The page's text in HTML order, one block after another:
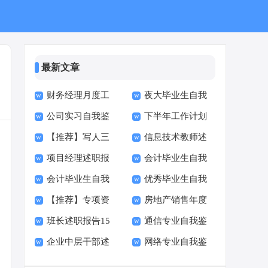
最新文章
财务经理月度工
作计划
夜大毕业生自我
鉴定(通用15篇)
公司实习自我鉴
定
下半年工作计划
(15篇)
【推荐】写人三
年级作文300字汇编7
篇
信息技术教师述
职报告
项目经理述职报
告合集15篇
会计毕业生自我
鉴定(精选15篇)
会计毕业生自我
鉴定(通用15篇)
优秀毕业生自我
鉴定(15篇)
【推荐】专项资
金自查报告
房地产销售年度
述职报告
班长述职报告15
篇
通信专业自我鉴
定
企业中层干部述 网络专业自我鉴